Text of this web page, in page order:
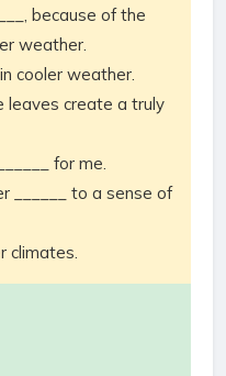
because of the
weather.
cooler weather.
leaves create a truly
for me.
______ to a sense of
climates.